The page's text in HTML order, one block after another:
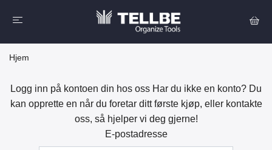
Hjem
Logg inn på kontoen din hos oss Har du ikke en konto? Du
kan opprette en når du foretar ditt første kjøp, eller kontakte
oss, så hjelper vi deg gjerne!
E-postadresse